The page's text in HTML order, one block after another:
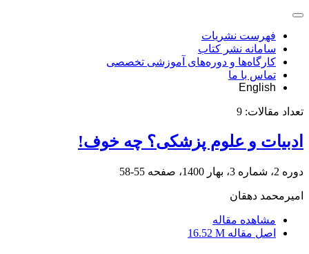
فهرست نشریات
سامانه نشر کتاب
کارگاه‌ها و دوره‌های آموزشی تخصصی
تماس با ما
English
تعداد مقالات: 9
ادبیات و علوم پزشکی؟ چه خوف!
دوره 2، شماره 3، بهار 1400، صفحه 55-58
امیرمحمد دهقان
مشاهده مقاله
اصل مقاله 16.52 M